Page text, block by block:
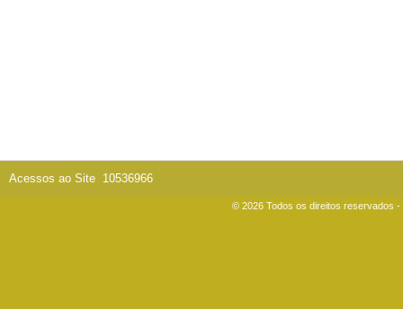
Acessos ao Site 10536966
© 2026 Todos os direitos reservados -